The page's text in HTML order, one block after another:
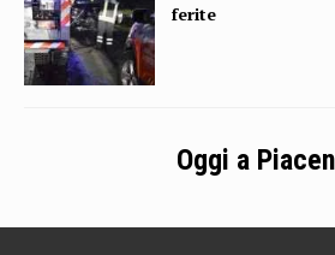
ferite
Oggi a